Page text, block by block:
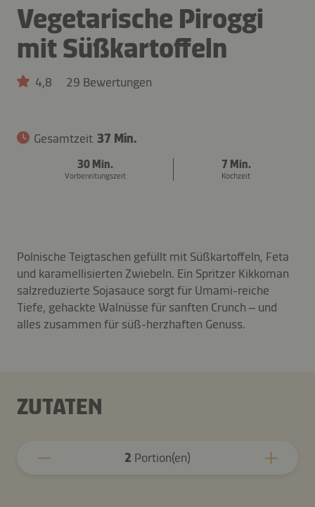
Vegetarische Piroggi
mit Süßkartoffeln
4,8 29 Bewertungen
Gesamtzeit 37 Min.
30 Min.
Vorbereitungszeit
7 Min.
Kochzeit
Polnische Teigtaschen gefüllt mit Süßkartoffeln, Feta
und karamellisierten Zwiebeln. Ein Spritzer Kikkoman
salzreduzierte Sojasauce sorgt für Umami-reiche
Tiefe, gehackte Walnüsse für sanften Crunch – und
alles zusammen für süß-herzhaften Genuss.
ZUTATEN
2 Portion(en)